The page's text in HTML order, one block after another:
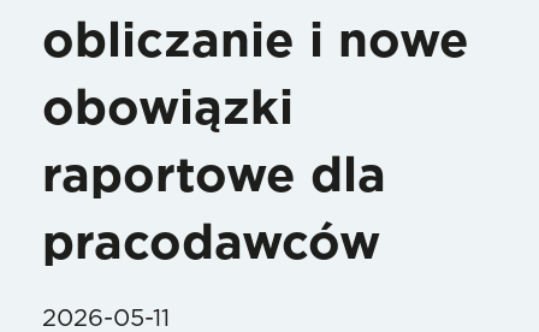
obliczanie i nowe
obowiązki
raportowe dla
pracodawców
2026-05-11